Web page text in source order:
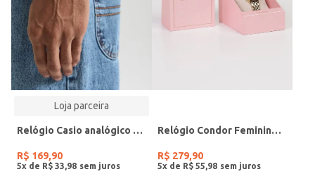
Loja parceira
Relógio Casio analógico MW-240-4BVDF-SC
R$ 169,90
5x de R$ 33 98
Relógio Condor Feminino DOURADO
R$ 279,90
5x de R$ 55 98